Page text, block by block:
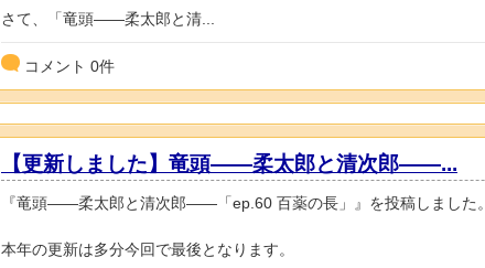
さて、「竜頭――柔太郎と清...
コメント 0件
【更新しました】竜頭――柔太郎と清次郎――...
『竜頭――柔太郎と清次郎――「ep.60 百薬の長」』を投稿しました。
本年の更新は多分今回で最後となります。